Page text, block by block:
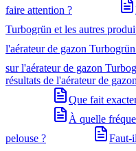
faire attention ?
Turbogrün et les autres
l'aérateur de gazon
sur l'aérateur de gazon
résultats de l'aérateur de
Que fait
À quelle
pelouse ?
Faut-